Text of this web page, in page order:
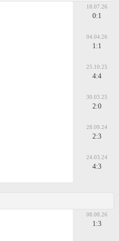
18.07.26
0:1
04.04.26
1:1
25.10.25
4:4
30.03.25
2:0
28.09.24
2:3
24.03.24
4:3
08.08.26
1:3